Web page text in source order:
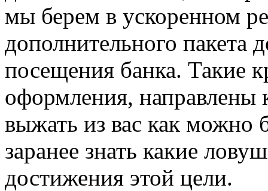
мы берем в ускоренном
дополнительного пакета
посещения банка. Такие
оформления, направлены
выжать из вас как можно
заранее знать какие
достижения этой цели.